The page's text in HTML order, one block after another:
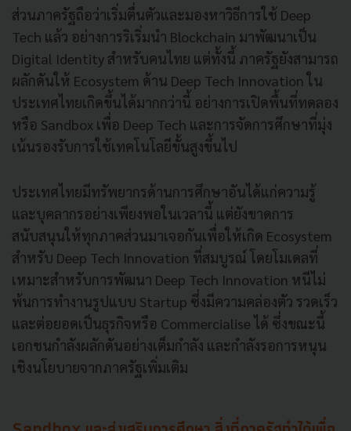
ส่วนภาครัฐถือว่าเริ่มตื่นตัวและมองหาวิธีการใช้ Deep
Tech แล้ว อย่างการริเริ่มนำ Blockchain มาพัฒนาเป็น
Digital Identity สำหรับคนไทย แต่ทั้งนี้ ภาครัฐยังสามารถ
ผลักดันให้ Ecosystem ด้าน Deep Tech Innovation ใน
ประเทศไทยเกิดขึ้นได้มากกว่านี้ อย่างการเปิดพื้นที่ทดลอง
หรือ Sandbox เพื่อ Deep Tech และการจัดการศึกษาที่มุ่ง
เน้นรองรับการใช้เทคโนโลยีขั้นสูงขึ้นไป
ประเทศไทยมีทรัพยากรด้านการศึกษาอันได้แก่ความรู้
และบุคลากรอย่างเพียงพอในเวลานี้ แต่ยังขาดการ
สนับสนุนให้ทุกภาคส่วนมาเจอกันเพื่อให้เกิด Ecosystem
สำหรับ Deep Tech Innovation ที่สมบูรณ์ โดยโมเดลที่
เหมาะสำหรับการพัฒนา Deep Tech Innovation หนีไม่
พ้นการทำงานรูปแบบ Startup ซึ่งมีความคล่องตัว รวดเร็ว
และต่อยอดเป็นธุรกิจหรือ Commercialise ได้ ซึ่งขณะนี้
เอกชนกำลังผลักดันอย่างเต็มกำลัง และกำลังรอการหนุน
เชิงนโยบายจากภาครัฐเพิ่มเติม